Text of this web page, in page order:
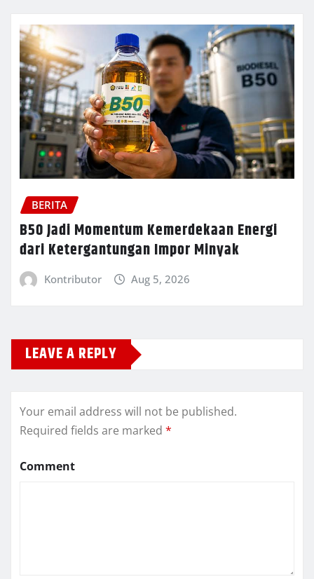
BERITA
B50 Jadi Momentum Kemerdekaan Energi
dari Ketergantungan Impor Minyak
Kontributor Aug 5, 2026
LEAVE A REPLY
Your email address will not be published.
Required fields are marked *
Comment